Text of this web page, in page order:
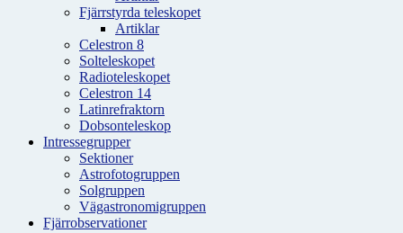
Fjärrstyrda teleskopet
Artiklar
Celestron 8
Solteleskopet
Radioteleskopet
Celestron 14
Latinrefraktorn
Dobsonteleskop
Intressegrupper
Sektioner
Astrofotogruppen
Solgruppen
Vägastronomigruppen
Fjärrobservationer